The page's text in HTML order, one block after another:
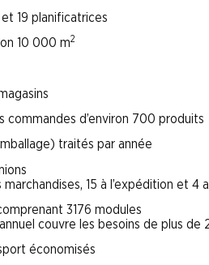
19 planificatrices
10 000 m2
d’environ 700 produits
traités par année
15 à l’expédition et
3176 modules
couvre les besoins de plus de
économisés